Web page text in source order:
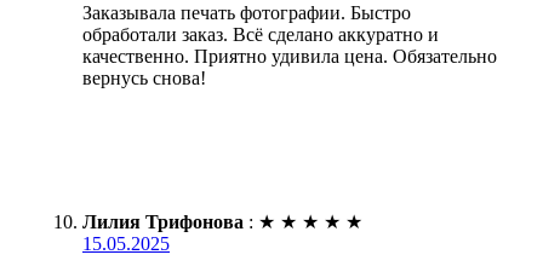
Заказывала печать фотографии. Быстро
обработали заказ. Всё сделано аккуратно и
качественно. Приятно удивила цена. Обязательно
вернусь снова!
Лилия Трифонова : ★ ★ ★ ★ ★
15.05.2025